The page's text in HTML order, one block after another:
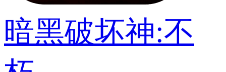
暗黑破坏神:不